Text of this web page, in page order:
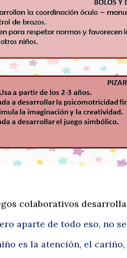
colaborativos
aparte de todo eso, no
es la atención, el